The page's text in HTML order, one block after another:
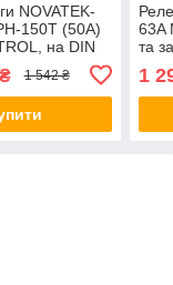
NOVATEK-
150Т (50А)
на DIN
Новатек, на
1 542 ₴
63A
та
1